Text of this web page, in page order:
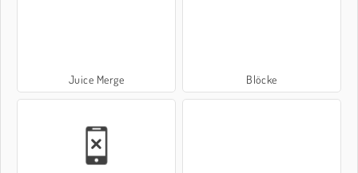
Juice Merge Blöcke